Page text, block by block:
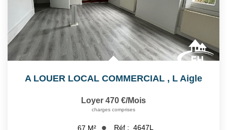
A LOUER LOCAL COMMERCIAL , L Aigle
Loyer 470 €/mois
charges comprises
67 M² Réf : 4647L